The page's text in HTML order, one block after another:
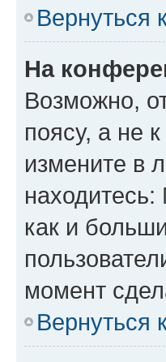
Вернуться
На
Возможно,
поясу, а не
измените в
как и
момент
Вернуться